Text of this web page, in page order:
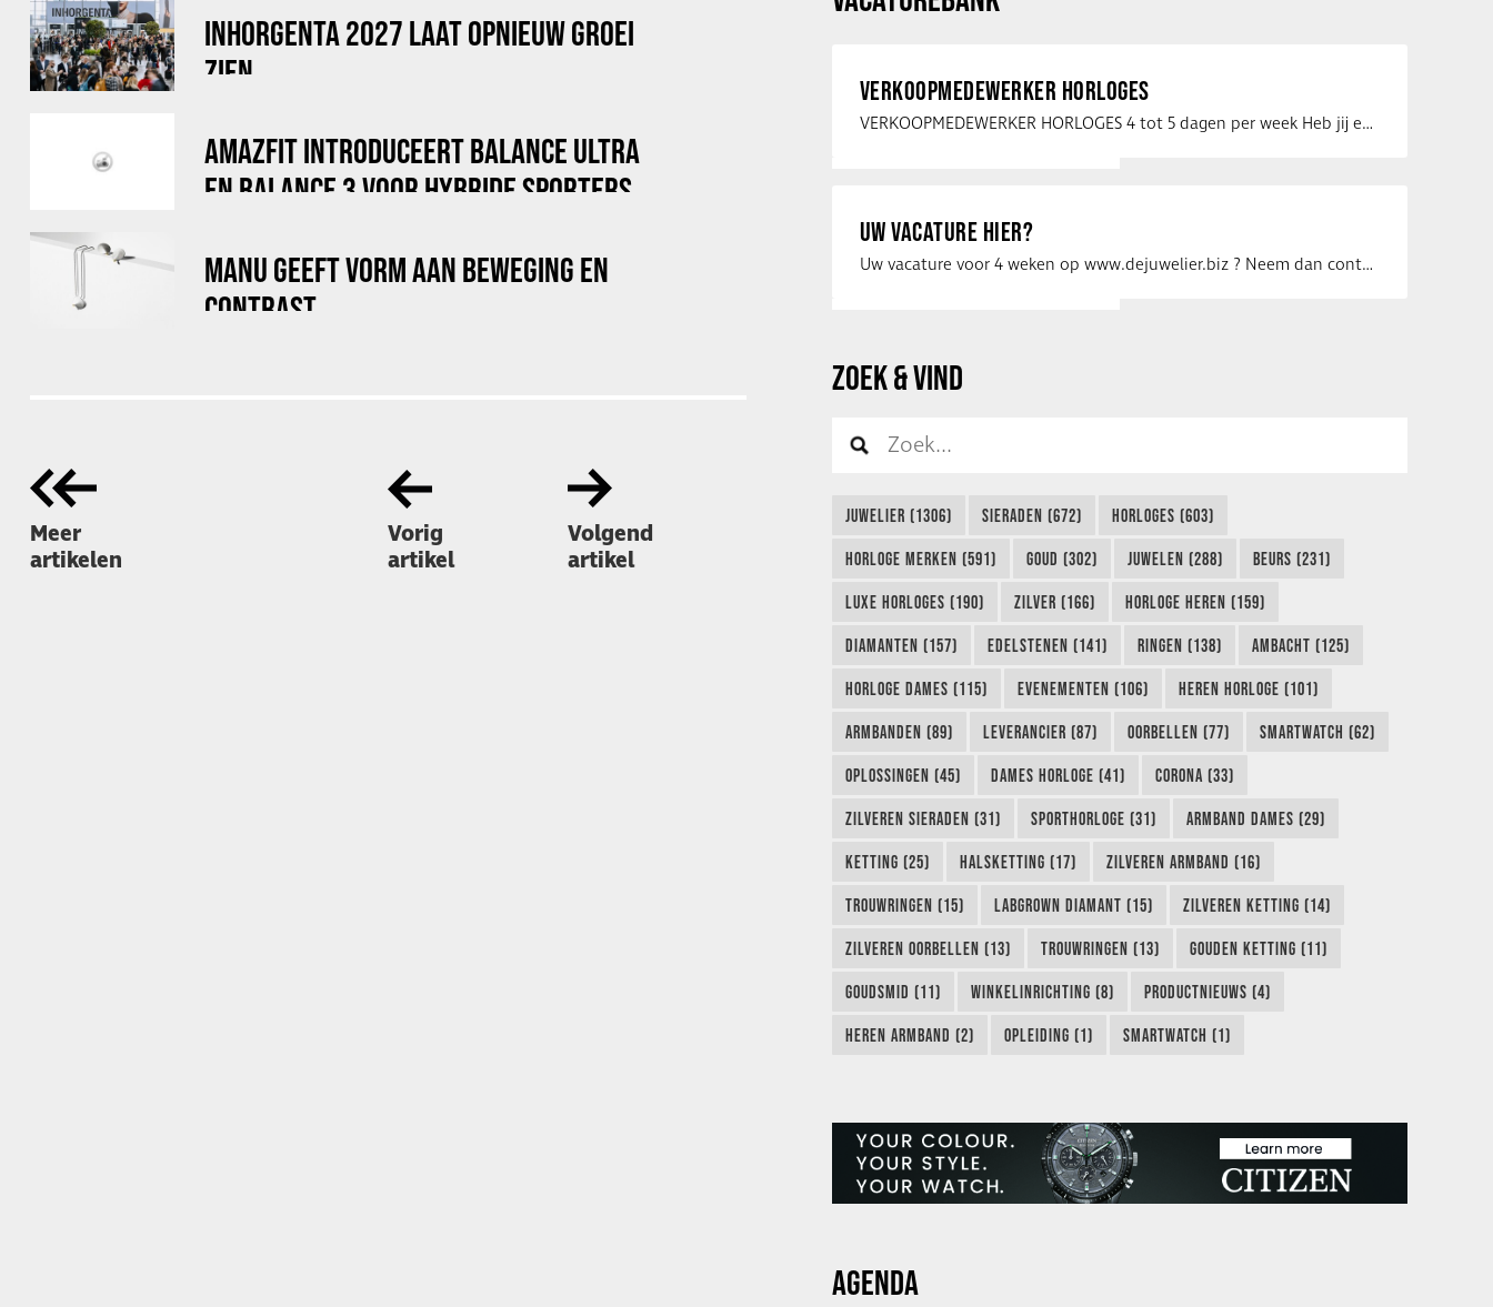
INHORGENTA 2027 LAAT OPNIEUW GROEI
ZIEN
AMAZFIT INTRODUCEERT BALANCE ULTRA
EN BALANCE 3 VOOR HYBRIDE SPORTERS
MANU GEEFT VORM AAN BEWEGING EN
CONTRAST
Meer
artikelen
Vorig
artikel
Volgend
artikel
VERKOOPMEDEWERKER HORLOGES
VERKOOPMEDEWERKER HORLOGES 4 tot 5 dagen per week Heb jij een passie voor …
UW VACATURE HIER?
Uw vacature voor 4 weken op www.dejuwelier.biz ? Neem dan contact op met …
ZOEK & VIND
JUWELIER (1306) SIERADEN (672) HORLOGES (603)
HORLOGE MERKEN (591) GOUD (302) JUWELEN (288) BEURS (231)
LUXE HORLOGES (190) ZILVER (166) HORLOGE HEREN (159)
DIAMANTEN (157) EDELSTENEN (141) RINGEN (138) AMBACHT (125)
HORLOGE DAMES (115) EVENEMENTEN (106) HEREN HORLOGE (101)
ARMBANDEN (89) LEVERANCIER (87) OORBELLEN (77) SMARTWATCH (62)
OPLOSSINGEN (45) DAMES HORLOGE (41) CORONA (33)
ZILVEREN SIERADEN (31) SPORTHORLOGE (31) ARMBAND DAMES (29)
KETTING (25) HALSKETTING (17) ZILVEREN ARMBAND (16)
TROUWRINGEN (15) LABGROWN DIAMANT (15) ZILVEREN KETTING (14)
ZILVEREN OORBELLEN (13) TROUWRINGEN (13) GOUDEN KETTING (11)
GOUDSMID (11) WINKELINRICHTING (8) PRODUCTNIEUWS (4)
HEREN ARMBAND (2) OPLEIDING (1) SMARTWATCH (1)
AGENDA